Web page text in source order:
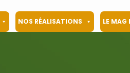
NOS RÉALISATIONS LE MAG